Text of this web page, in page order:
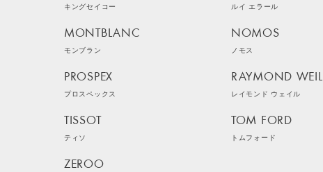
キングセイコー ルイ エラール
MONTBLANC
モンブラン
NOMOS
ノモス
PROSPEX
プロスペックス
RAYMOND WEIL
レイモンド ウェイル
TISSOT
ティソ
TOM FORD
トムフォード
ZEROO